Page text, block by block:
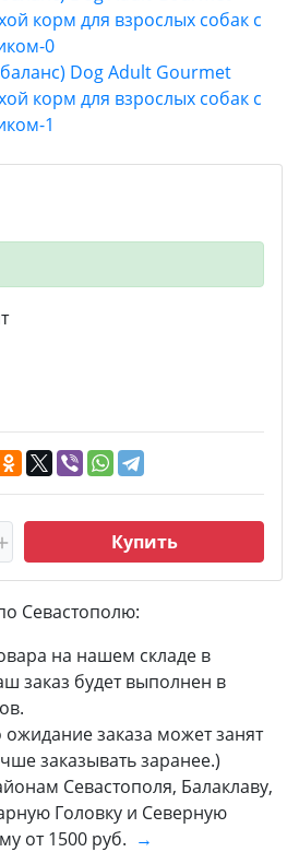
Купить
Севастополю:
на нашем складе в
заказ будет выполнен в
ожидание заказа может занят
заказывать заранее.)
Севастополя, Балаклаву,
Головку и Северную
от 1500 руб. →